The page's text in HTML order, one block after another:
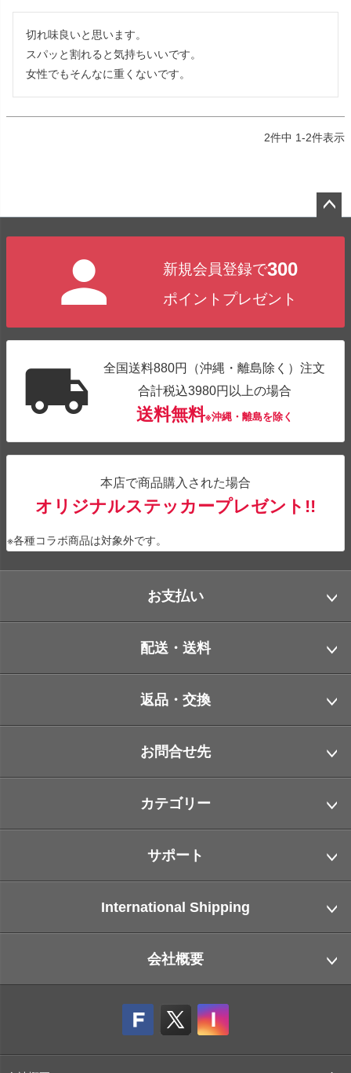
切れ味良いと思います。
スパッと割れると気持ちいいです。
女性でもそんなに重くないです。
2件中 1-2件表示
新規会員登録で300
ポイントプレゼント
全国送料880円（沖縄・離島除く）注文
合計税込3980円以上の場合
送料無料※沖縄・離島を除く
本店で商品購入された場合
オリジナルステッカープレゼント!!
※各種コラボ商品は対象外です。
お支払い
配送・送料
返品・交換
お問合せ先
カテゴリー
サポート
International Shipping
会社概要